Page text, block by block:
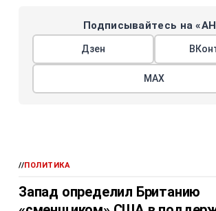
Подписывайтесь на
Дзен
МАХ
//ПОЛИТИКА
Запад определил Британию